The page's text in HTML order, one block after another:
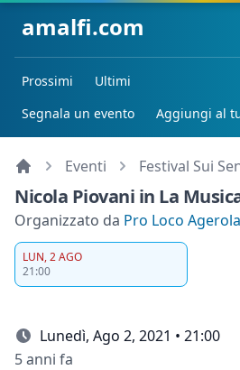
amalfi.com
Prossimi
Ultimi
Segnala un evento
Aggiungi al
Eventi Festival Sui
Nicola Piovani in La
Organizzato da Pro Loco Agerola
LUN, 2 AGO
21:00
Lunedì, Ago 2, 2021 • 21:00
5 anni fa